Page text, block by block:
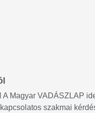
A Magyar VADÁSZLAP
szakmai